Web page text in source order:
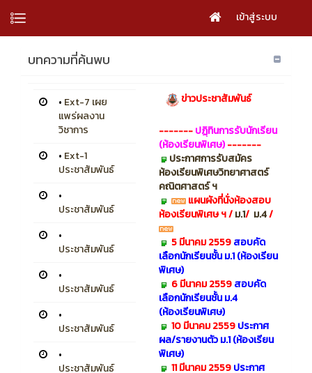
เข้าสู่ระบบ
บทความที่ค้นพบ
• Ext-7 เผย
แพร่ผลงาน
วิชาการ
• Ext-1
ประชาสัมพันธ์
•
ประชาสัมพันธ์
•
ประชาสัมพันธ์
•
ประชาสัมพันธ์
•
ประชาสัมพันธ์
•
ประชาสัมพันธ์
ข่าวประชาสัมพันธ์
-------ปฏฺิทินการรับนักเรียน
(ห้องเรียนพิเศษ)-------
ประกาศการรับสมัคร
ห้องเรียนพิเศษวิทยาศาสตร์
คณิตศาสตร์ ฯ
แผนผังที่นั่งห้องสอบ
ห้องเรียนพิเศษ ฯ/ม.1/ ม.4/
5 มีนาคม 2559สอบคัด
เลือกนักเรียนชั้น ม.1 (ห้องเรียน
พิเศษ)
6 มีนาคม 2559สอบคัด
เลือกนักเรียนชั้น ม.4
(ห้องเรียนพิเศษ)
10 มีนาคม 2559ประกาศ
ผล/รายงานตัวม.1 (ห้องเรียน
พิเศษ)
11 มีนาคม 2559ประกาศ